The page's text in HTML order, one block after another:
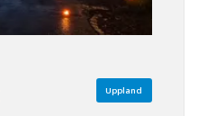
Uppland